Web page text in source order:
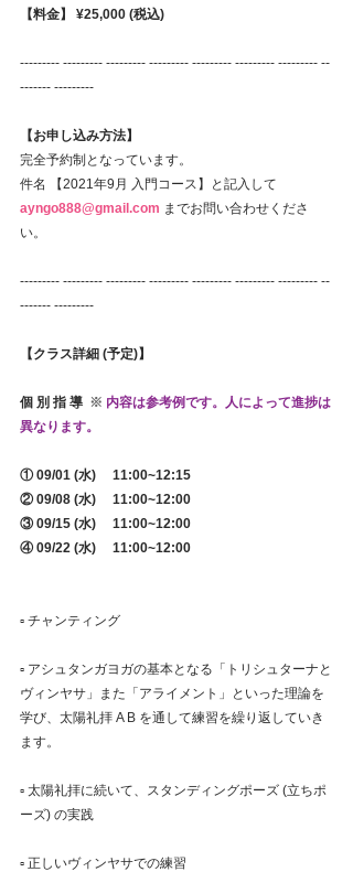
【料金】 ¥25,000 (税込)
--------- --------- --------- --------- --------- --------- --------- --
------- ---------
【お申し込み方法】
完全予約制となっています。
件名 【2021年9月 入門コース】と記入して
ayngo888@gmail.com までお問い合わせくださ
い。
--------- --------- --------- --------- --------- --------- --------- --
------- ---------
【クラス詳細 (予定)】
個 別 指 導 ※ 内容は参考例です。人によって進捗は
異なります。
① 09/01 (水)　 11:00~12:15
② 09/08 (水)　 11:00~12:00
③ 09/15 (水) 　11:00~12:00
④ 09/22 (水) 　11:00~12:00
▫︎ チャンティング
▫︎ アシュタンガヨガの基本となる「トリシュターナと
ヴィンヤサ」また「アライメント」といった理論を
学び、太陽礼拝 A B を通して練習を繰り返していき
ます。
▫︎ 太陽礼拝に続いて、スタンディングポーズ (立ちポ
ーズ) の実践
▫︎ 正しいヴィンヤサでの練習